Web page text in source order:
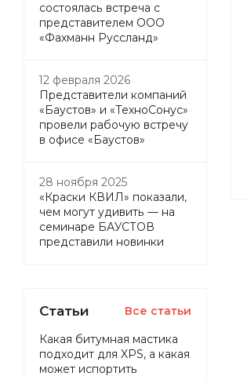
состоялась встреча с
представителем ООО
«Фахманн Руссланд»
12 февраля 2026
Представители компаний
«Баустов» и «ТехноСонус»
провели рабочую встречу
в офисе «Баустов»
28 ноября 2025
«Краски КВИЛ» показали,
чем могут удивить — на
семинаре БАУСТОВ
представили новинки
Статьи Все статьи
Какая битумная мастика
подходит для XPS, а какая
может испортить